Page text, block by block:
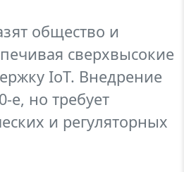
общество и
сверхвысокие
IoT. Внедрение
е, но требует
и регуляторных